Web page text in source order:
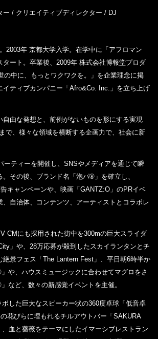
ー / クリエイティブディレクター / DJ
2003年 京都大学入学。在学中に「アフロマン
タート。卒業後、2009年 株式会社博報堂プロダ
の中に、もっとワクワクを。」を企業理念に掲
イティブカンパニー「Afro&Co. Inc.」を立ち上げ
自由な発想と、前例がないものを形にする実現
で、様々な領域を横断する企画力で、社会に新
ーティーを開催し、SNSやメディアを通じて瞬
。その後、ブランド名「泡パ®」を確立し、
キャンペーンや、映画「GANTZ:O」のPRイベ
、自治体、コンテンツ、アーティストとコラボレ
CMにも採用された街中を300mの巨大スライダ
」や、28万応募が殺到したスカイランタンとチ
絶景フェス「The Lantern Fest」、平日朝6時半か
や、ハウスミュージックに合わせてマグロをさ
など、数々の新感覚イベントを主催。
した巨大なスピーカー状の360度卓球「低音卓
花びらに埋もれるチルアウトバー「SAKURA
血と薔薇をテーマにしたイマーシブレストラン